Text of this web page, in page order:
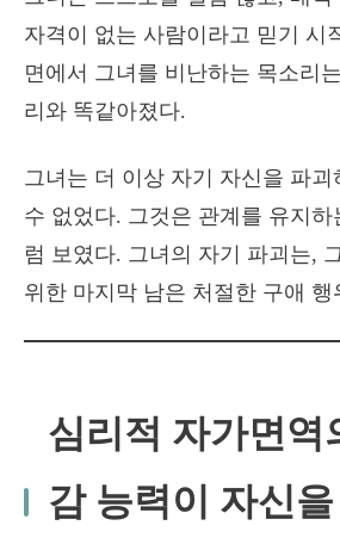
자격이 없는 사람이라고 믿기 시
면에서 그녀를 비난하는 목소리
리와 똑같아졌다.
그녀는 더 이상 자기 자신을 파
수 없었다. 그것은 관계를 유지하
럼 보였다. 그녀의 자기 파괴는,
위한 마지막 남은 처절한 구애 행
심리적 자가면역
감 능력이 자신